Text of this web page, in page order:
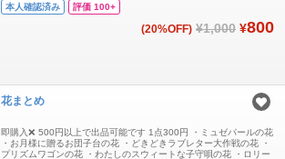
本人確認済み 評価 100+
(20%OFF) ¥1,000 ¥800
花まとめ
即購入❌ 500円以上で出品可能です 1点300円 ・ミュゼパールの花
・お月様に贈るお団子台の花 ・どきどきラブレター大作戦の花 ・
プリズムワゴンの花 ・わたしのスウィートな子守唄の花 ・ロリー